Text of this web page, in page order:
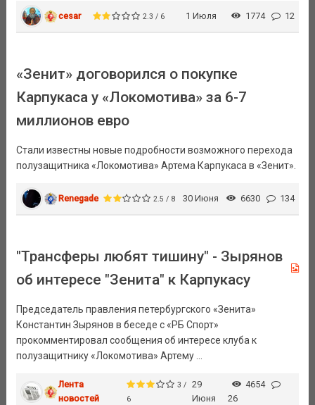
cesar 2.3 / 6 1 Июля 1774 12
«Зенит» договорился о покупке
Карпукаса у «Локомотива» за 6-7
миллионов евро
Стали известны новые подробности возможного перехода
полузащитника «Локомотива» Артема Карпукаса в «Зенит».
Renegade 2.5 / 8 30 Июня 6630 134
"Трансферы любят тишину" - Зырянов
об интересе "Зенита" к Карпукасу
Председатель правления петербургского «Зенита»
Константин Зырянов в беседе с «РБ Спорт»
прокомментировал сообщения об интересе клуба к
полузащитнику «Локомотива» Артему ...
Лента
новостей
3 /
6
29
Июня
4654
26